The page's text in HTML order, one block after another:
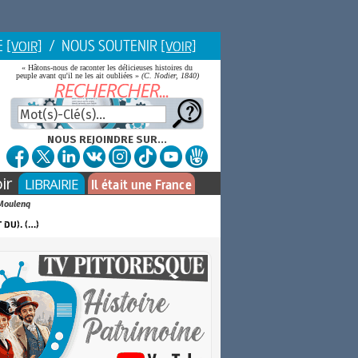
[VOIR] / NOUS SOUTENIR [VOIR]
« Hâtons-nous de raconter les délicieuses histoires du
peuple avant qu'il ne les ait oubliées » (C. Nodier, 1840)
NOUS REJOINDRE SUR...
LIBRAIRIE Il était une France
du). (…)